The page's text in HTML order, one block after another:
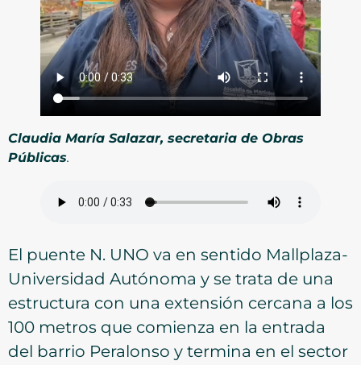
Claudia María Salazar, secretaria de Obras
Públicas.
El puente N. UNO va en sentido Mallplaza-
Universidad Autónoma y se trata de una
estructura con una extensión cercana a los
100 metros que comienza en la entrada
del barrio Peralonso y termina en el sector